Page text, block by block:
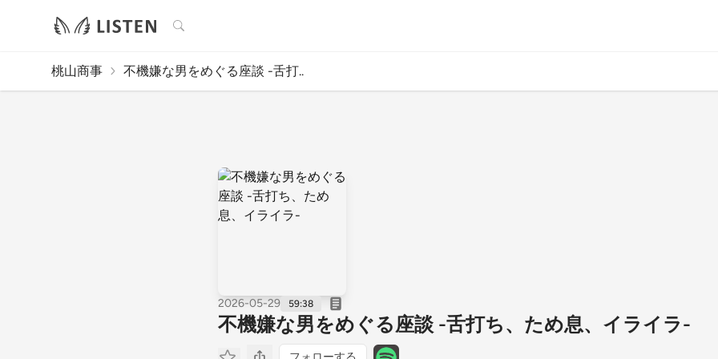
検索
桃山商事 不機嫌な男をめぐる座談 -舌打..
2026-05-29 59:38
不機嫌な男をめぐる座談 -舌打ち、ため息、イライラ-